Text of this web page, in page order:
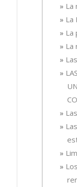
La
La
La
La